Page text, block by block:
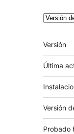
Meta
Versión
Última
Versión
Probado